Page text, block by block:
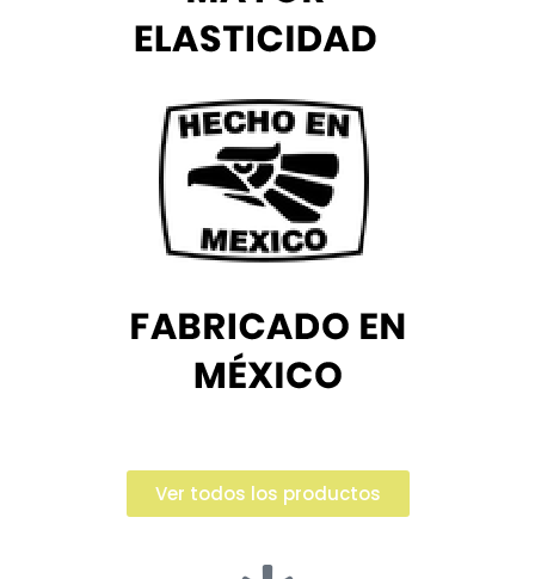
Ver todos los productos